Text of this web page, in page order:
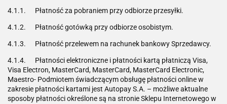
4.1.1. Płatność za pobraniem przy odbiorze przesyłki.
4.1.2. Płatność gotówką przy odbiorze osobistym.
4.1.3. Płatność przelewem na rachunek bankowy Sprzedawcy.
4.1.4. Płatności elektroniczne i płatności kartą płatniczą Visa,
Visa Electron, MasterCard, MasterCard, MasterCard Electronic,
Maestro- Podmiotem świadczącym obsługę płatności online w
zakresie płatności kartami jest Autopay S.A. – możliwe aktualne
sposoby płatności określone są na stronie Sklepu Internetowego w